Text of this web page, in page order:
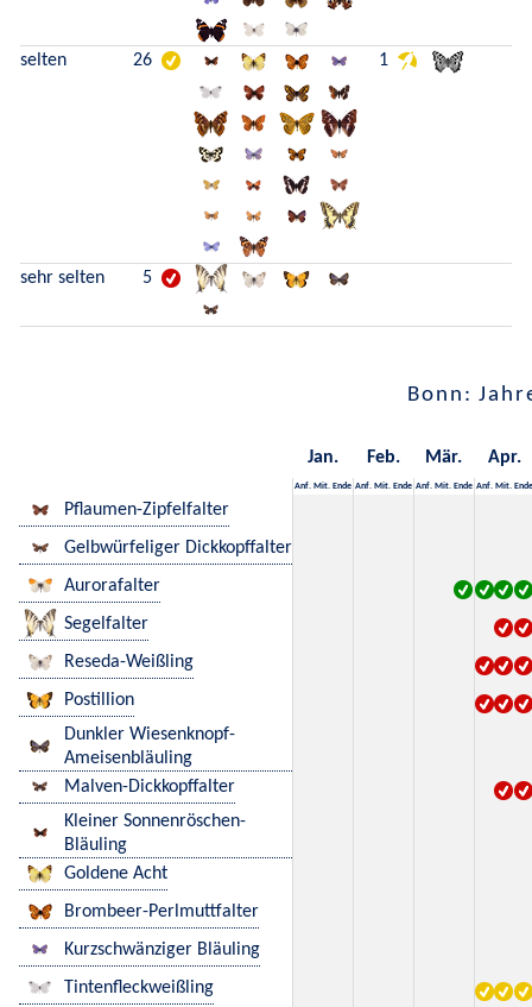
selten 26 1
sehr selten 5
Bonn:
Jan. Feb. Mär. Apr.
Anf. Mit. Ende Anf. Mit. Ende Anf. Mit. Ende Anf. Mit. Ende
Pflaumen-Zipfelfalter
Gelbwürfeliger Dickkopffalter
Aurorafalter
Segelfalter
Reseda-Weißling
Postillion
Dunkler Wiesenknopf-
Ameisenbläuling
Malven-Dickkopffalter
Kleiner Sonnenröschen-
Bläuling
Goldene Acht
Brombeer-Perlmuttfalter
Kurzschwänziger Bläuling
Tintenfleckweißling